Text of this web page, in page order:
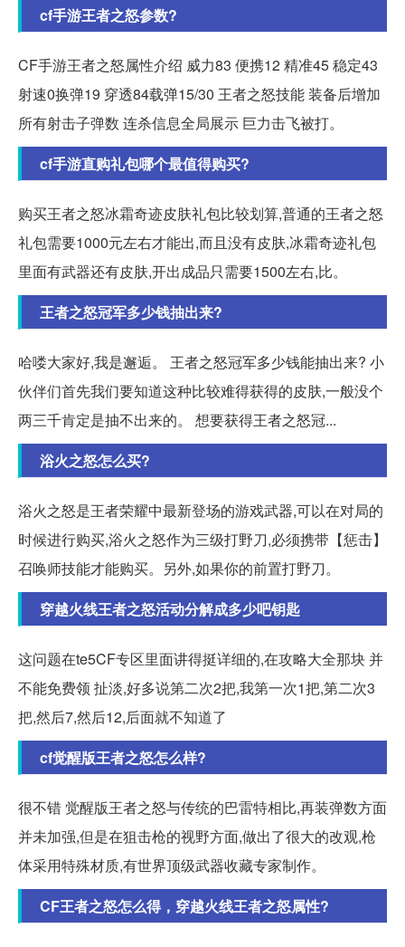
cf手游王者之怒参数?
CF手游王者之怒属性介绍 威力83 便携12 精准45 稳定43
射速0换弹19 穿透84载弹15/30 王者之怒技能 装备后增加
所有射击子弹数 连杀信息全局展示 巨力击飞被打。
cf手游直购礼包哪个最值得购买?
购买王者之怒冰霜奇迹皮肤礼包比较划算,普通的王者之怒
礼包需要1000元左右才能出,而且没有皮肤,冰霜奇迹礼包
里面有武器还有皮肤,开出成品只需要1500左右,比。
王者之怒冠军多少钱抽出来?
哈喽大家好,我是邂逅。 王者之怒冠军多少钱能抽出来? 小
伙伴们首先我们要知道这种比较难得获得的皮肤,一般没个
两三千肯定是抽不出来的。 想要获得王者之怒冠...
浴火之怒怎么买?
浴火之怒是王者荣耀中最新登场的游戏武器,可以在对局的
时候进行购买,浴火之怒作为三级打野刀,必须携带【惩击】
召唤师技能才能购买。另外,如果你的前置打野刀。
穿越火线王者之怒活动分解成多少吧钥匙
这问题在te5CF专区里面讲得挺详细的,在攻略大全那块 并
不能免费领 扯淡,好多说第二次2把,我第一次1把,第二次3
把,然后7,然后12,后面就不知道了
cf觉醒版王者之怒怎么样?
很不错 觉醒版王者之怒与传统的巴雷特相比,再装弹数方面
并未加强,但是在狙击枪的视野方面,做出了很大的改观,枪
体采用特殊材质,有世界顶级武器收藏专家制作。
CF王者之怒怎么得，穿越火线王者之怒属性?